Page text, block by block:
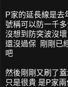
P家的延長線是去
號稱可以防一千
沒想到防突波沒
還沒過保 剛剛已
吧
然後剛剛又刷了
只是很貴 是P家